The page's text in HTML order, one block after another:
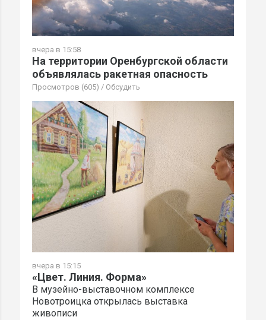
вчера в 15:58
На территории Оренбургской области
объявлялась ракетная опасность
Просмотров (605) / Обсудить
вчера в 15:15
«Цвет. Линия. Форма»
В музейно-выставочном комплексе
Новотроицка открылась выставка
живописи